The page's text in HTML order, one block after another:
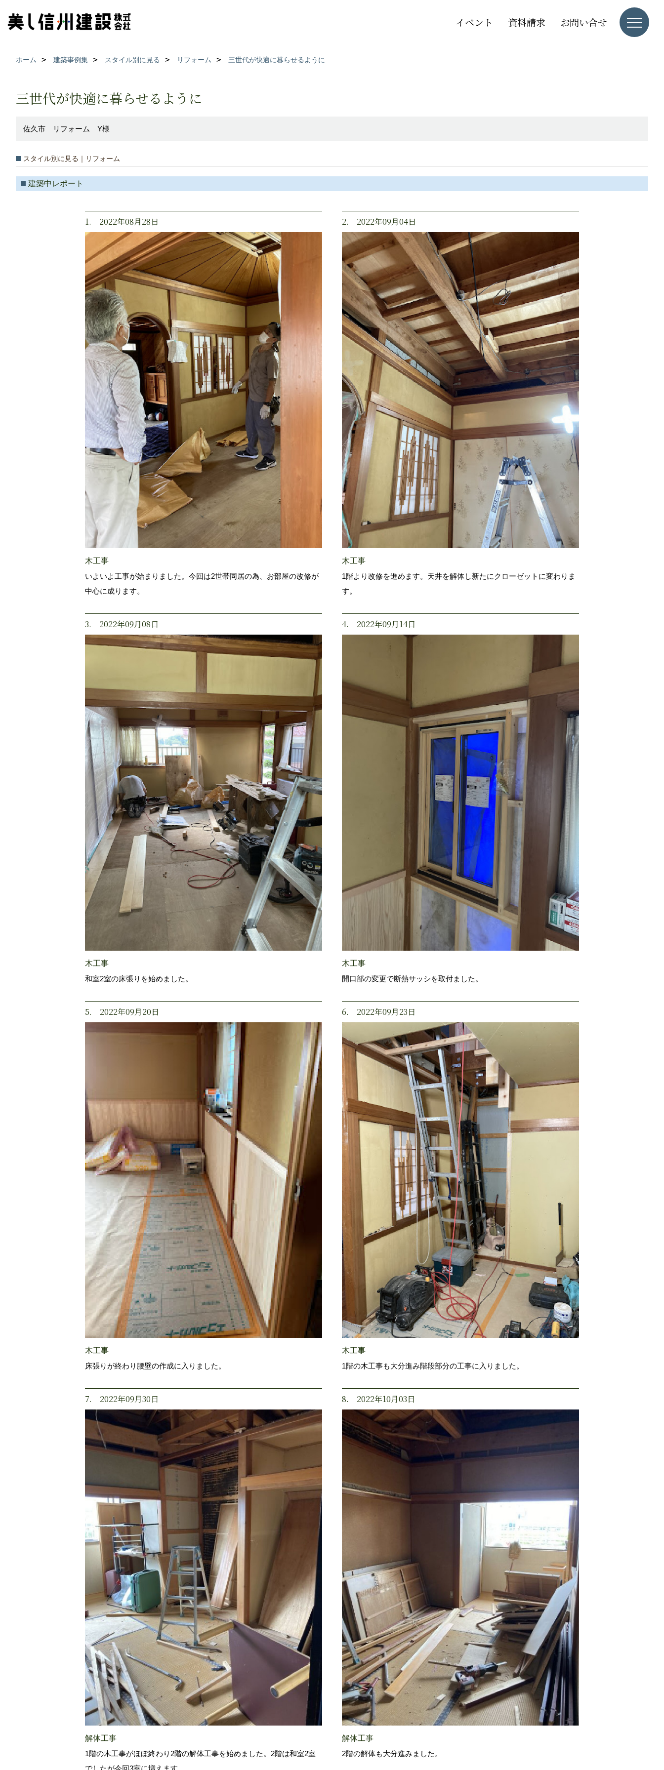
イベント 資料請求 お問い合せ
ホーム 建築事例集 スタイル別に見る リフォーム 三世代が快適に暮らせるように
三世代が快適に暮らせるように
佐久市 リフォーム Y様
スタイル別に見る｜リフォーム
建築中レポート
1. 2022年08月28日
木工事
いよいよ工事が始まりました。今回は2世帯同居の為、お部屋の改修が
中心に成ります。
2. 2022年09月04日
木工事
1階より改修を進めます。天井を解体し新たにクローゼットに変わりま
す。
3. 2022年09月08日
木工事
和室2室の床張りを始めました。
4. 2022年09月14日
木工事
開口部の変更で断熱サッシを取付ました。
5. 2022年09月20日
木工事
床張りが終わり腰壁の作成に入りました。
6. 2022年09月23日
木工事
1階の木工事も大分進み階段部分の工事に入りました。
7. 2022年09月30日
解体工事
1階の木工事がほぼ終わり2階の解体工事を始めました。2階は和室2室
8. 2022年10月03日
解体工事
2階の解体も大分進みました。